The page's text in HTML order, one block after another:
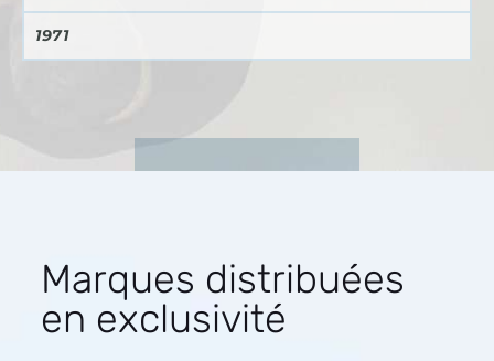
1971
Marques distribuées
en exclusivité